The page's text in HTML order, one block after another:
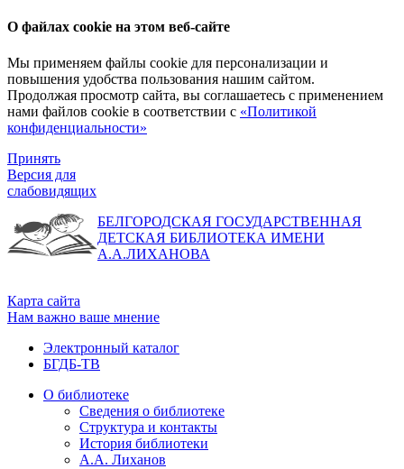
О файлах cookie на этом веб-сайте
Мы применяем файлы cookie для персонализации и
повышения удобства пользования нашим сайтом.
Продолжая просмотр сайта, вы соглашаетесь с применением
нами файлов cookie в соответствии с «Политикой
конфиденциальности»
Принять
Версия для
слабовидящих
БЕЛГОРОДСКАЯ ГОСУДАРСТВЕННАЯ
ДЕТСКАЯ БИБЛИОТЕКА ИМЕНИ
А.А.ЛИХАНОВА
Карта сайта
Нам важно ваше мнение
Электронный каталог
БГДБ-ТВ
О библиотеке
Сведения о библиотеке
Структура и контакты
История библиотеки
А.А. Лиханов